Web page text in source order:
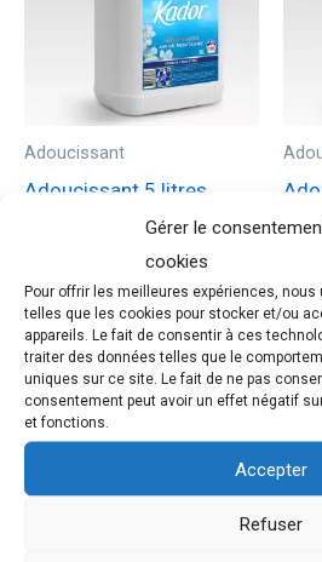
Gérer le
cookies
Pour offrir les meilleures expériences,
telles que les cookies pour stocker et/ou
appareils. Le fait de consentir à ces
traiter des données telles que le
uniques sur ce site. Le fait de ne pas
consentement peut avoir un effet négatif
et fonctions.
Accepter
Refuser
Adoucissant
Adoucissant 5 litres
KADOR Air de Montagne
Vente Réservée aux
Professionnels